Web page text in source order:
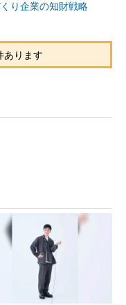
り企業の知財戦略
あります